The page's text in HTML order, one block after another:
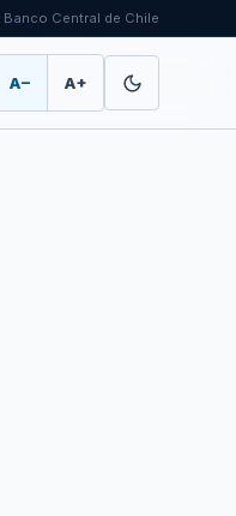
Banco Central de Chile
A− A+